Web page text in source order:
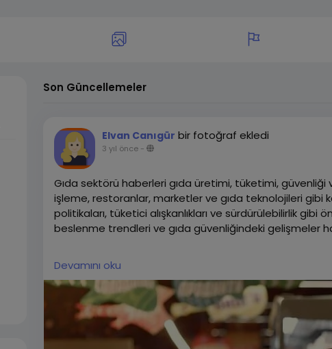
Son Güncellemeler
Elvan Canıgür bir fotoğraf ekledi
3 yıl önce -
Gıda sektörü haberleri gıda üretimi, tüketimi, güvenliği
işleme, restoranlar, marketler ve gıda teknolojileri gibi
politikaları, tüketici alışkanlıkları ve sürdürülebilirlik gibi
beslenme trendleri ve gıda güvenliğindeki gelişmeler
Gıda sektörü haberleri, işletmelerin stratejilerini
değişiklikleri takip etmesine yardımcı olur. Bu haber
önemli bir kaynaktır.
Devamını oku